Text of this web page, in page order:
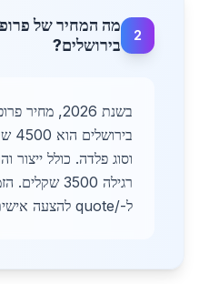
2
מה המחיר של
בירושלים?
בשנת 2026,
וסוג פלדה. כולל ייצור
ל-/quote להצעה אישית.